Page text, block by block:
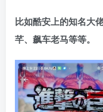
比如酷安上的知名大
芊、飙车老马等等。